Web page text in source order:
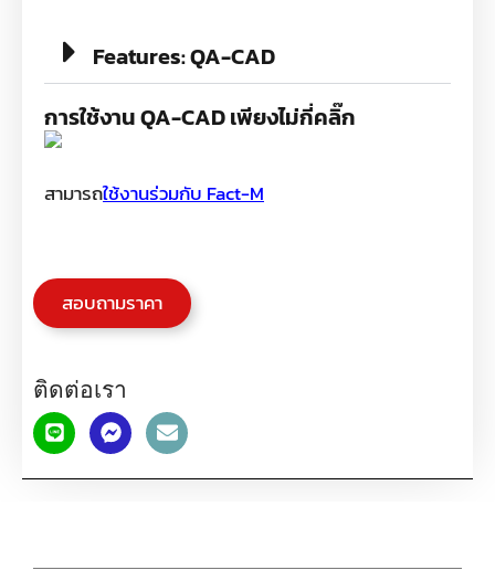
Features: QA-CAD
การใช้งาน QA-CAD เพียงไม่กี่คลิ๊ก
สามารถใช้งานร่วมกับ Fact-M
สอบถามราคา
ติดต่อเรา